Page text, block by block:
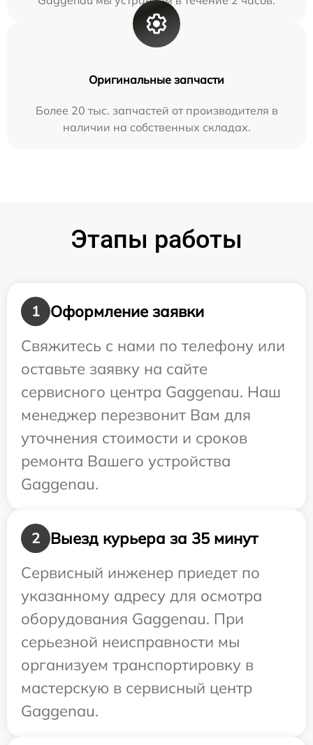
Оригинальные запчасти
Более 20 тыс. запчастей от производителя в
наличии на собственных складах.
Этапы работы
1
Оформление заявки
Свяжитесь с нами по телефону или
оставьте заявку на сайте
сервисного центра Gaggenau. Наш
менеджер перезвонит Вам для
уточнения стоимости и сроков
ремонта Вашего устройства
Gaggenau.
2
Выезд курьера за 35 минут
Сервисный инженер приедет по
указанному адресу для осмотра
оборудования Gaggenau. При
серьезной неисправности мы
организуем транспортировку в
мастерскую в сервисный центр
Gaggenau.